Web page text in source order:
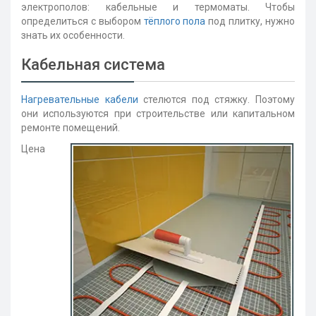
электрополов: кабельные и термоматы. Чтобы
определиться с выбором тёплого пола под плитку, нужно
знать их особенности.
Кабельная система
Нагревательные кабели стелются под стяжку. Поэтому
они используются при строительстве или капитальном
ремонте помещений.
Цена